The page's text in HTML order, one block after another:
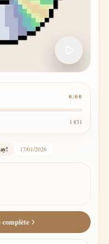
0:00
1 831
17/01/2026